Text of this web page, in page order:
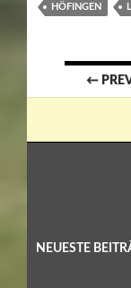
HÖFINGEN
Posts
←
NEUESTE